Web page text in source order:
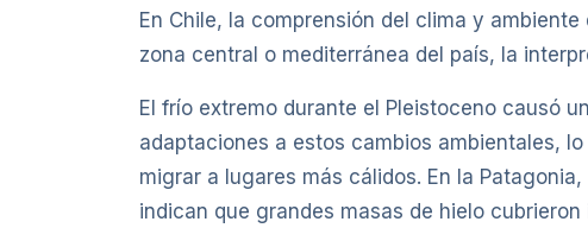
En Chile, la comprensión del clima y
zona central o mediterránea del país, la
El frío extremo durante el Pleistoceno causó
adaptaciones a estos cambios ambientales,
migrar a lugares más cálidos. En la
indican que grandes masas de hielo